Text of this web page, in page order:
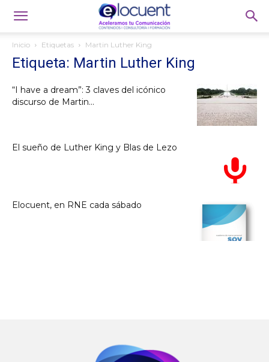
Inicio Etiquetas Martin Luther King
Etiqueta: Martin Luther King
“I have a dream”: 3 claves del icónico
discurso de Martin...
El sueño de Luther King y Blas de Lezo
Elocuent, en RNE cada sábado